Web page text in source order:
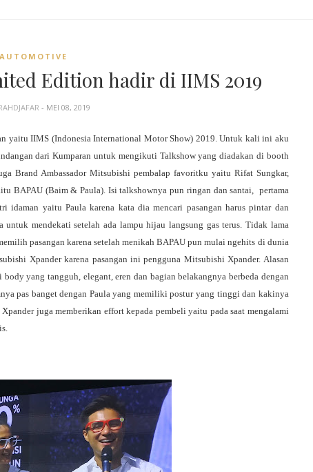
AUTOMOTIVE
Edition hadir di IIMS 2019
- MEI 08, 2019
yaitu IIMS (Indonesia International Motor Show) 2019. Untuk kali ini aku
dari Kumparan untuk mengikuti Talkshow yang diadakan di booth
Brand Ambassador Mitsubishi pembalap favoritku yaitu Rifat Sungkar,
BAPAU (Baim & Paula). Isi talkshownya pun ringan dan santai,  pertama
idaman yaitu Paula karena kata dia mencari pasangan harus pintar dan
mendekati setelah ada lampu hijau langsung gas terus. Tidak lama
pasangan karena setelah menikah BAPAU pun mulai ngehits di dunia
Xpander karena pasangan ini pengguna Mitsubishi Xpander. Alasan
yang tangguh, elegant, eren dan bagian belakangnya berbeda dengan
pas banget dengan Paula yang memiliki postur yang tinggi dan kakinya
juga memberikan effort kepada pembeli yaitu pada saat mengalami